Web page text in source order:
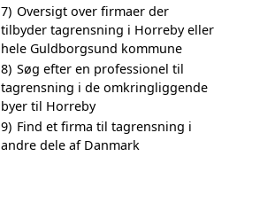
7) Oversigt over firmaer der
tilbyder tagrensning i Horreby eller
hele Guldborgsund kommune
8) Søg efter en professionel til
tagrensning i de omkringliggende
byer til Horreby
9) Find et firma til tagrensning i
andre dele af Danmark